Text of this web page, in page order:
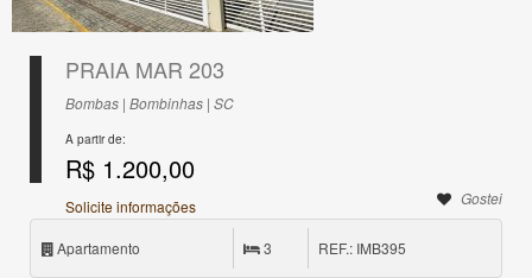
PRAIA MAR 203
Bombas | Bombinhas | SC
A partir de:
R$ 1.200,00
Gostei
Solicite informações
Apartamento 3 REF.: IMB395